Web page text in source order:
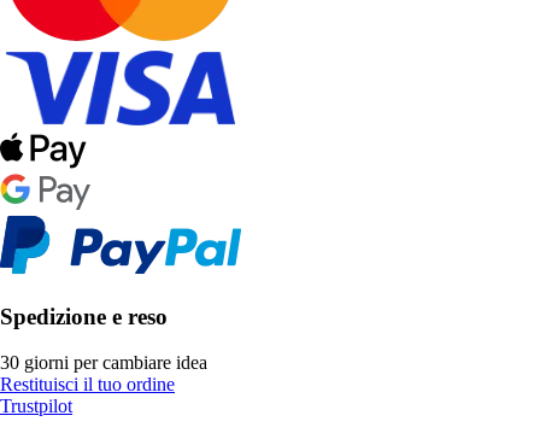
Spedizione e reso
30 giorni per cambiare idea
Restituisci il tuo ordine
Trustpilot